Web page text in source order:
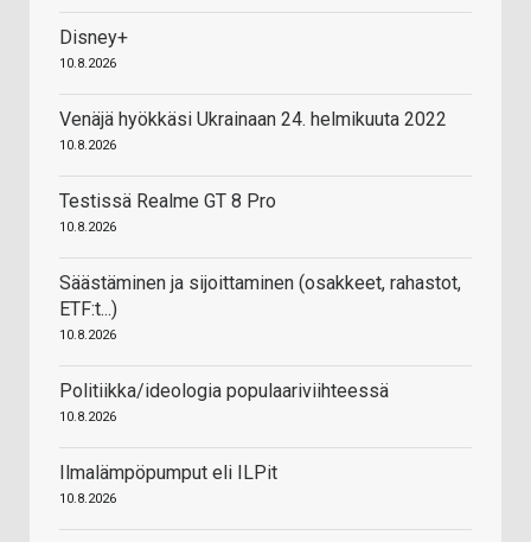
Disney+
10.8.2026
Venäjä hyökkäsi Ukrainaan 24. helmikuuta 2022
10.8.2026
Testissä Realme GT 8 Pro
10.8.2026
Säästäminen ja sijoittaminen (osakkeet, rahastot,
ETF:t...)
10.8.2026
Politiikka/ideologia populaariviihteessä
10.8.2026
Ilmalämpöpumput eli ILPit
10.8.2026